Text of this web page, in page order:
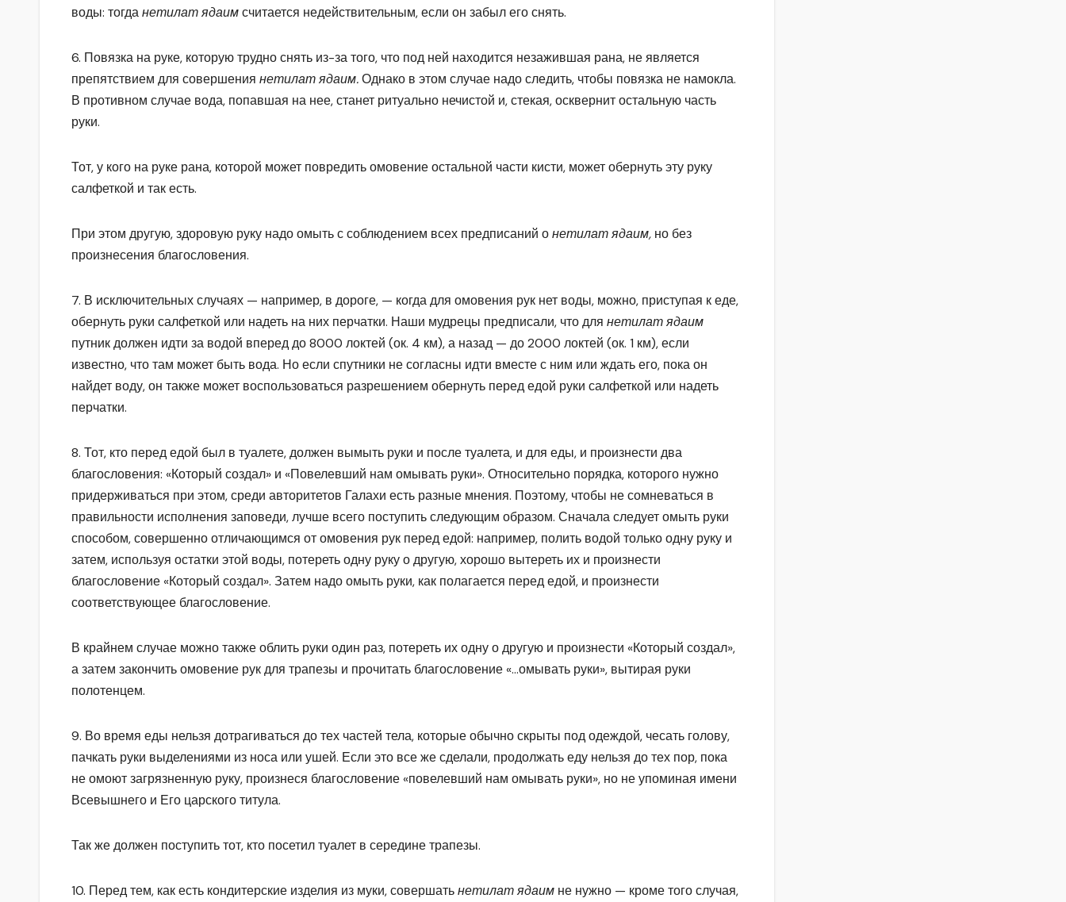
воды: тогданетилат ядаимсчитается недействительным, если он забыл его снять.
6. Повязка на руке, которую трудно снять из-за того, что под ней находится незажившая рана, не является
препятствием для совершения нетилат ядаим.Однако в этом случае надо следить, чтобы повязка не намокла.
В противном случае вода, попавшая на нее, станет ритуально нечистой и, стекая, осквернит остальную часть
руки.
Тот, у кого на руке рана, которой может повредить омовение остальной части кисти, может обернуть эту руку
салфеткой и так есть.
При этом другую, здоровую руку надо омыть с соблюдением всех предписаний онетилат ядаим, но без
произнесения благословения.
7. В исключительных случаях — например, в дороге, — когда для омовения рук нет воды, можно, приступая к еде,
обернуть руки салфеткой или надеть на них перчатки. Наши мудрецы предписали, что для нетилат ядаим
путник должен идти за водой вперед до 8000 локтей (ок. 4 км), а назад — до 2000 локтей (ок. 1 км), если
известно, что там может быть вода. Но если спутники не согласны идти вместе с ним или ждать его, пока он
найдет воду, он также может воспользоваться разрешением обернуть перед едой руки салфеткой или надеть
перчатки.
8. Тот, кто перед едой был в туалете, должен вымыть руки и после туалета, и для еды, и произнести два
благословения: «Который создал» и «Повелевший нам омывать руки». Относительно порядка, которого нужно
придерживаться при этом, среди авторитетов Галахи есть разные мнения. Поэтому, чтобы не сомневаться в
правильности исполнения заповеди, лучше всего поступить следующим образом. Сначала следует омыть руки
способом, совершенно отличающимся от омовения рук перед едой: например, полить водой только одну руку и
затем, используя остатки этой воды, потереть одну руку о другую, хорошо вытереть их и произнести
благословение «Который создал». Затем надо омыть руки, как полагается перед едой, и произнести
соответствующее благословение.
В крайнем случае можно также облить руки один раз, потереть их одну о другую и произнести «Который создал»,
а затем закончить омовение рук для трапезы и прочитать благословение «…омывать руки», вытирая руки
полотенцем.
9. Во время еды нельзя дотрагиваться до тех частей тела, которые обычно скрыты под одеждой, чесать голову,
пачкать руки выделениями из носа или ушей. Если это все же сделали, продолжать еду нельзя до тех пор, пока
не омоют загрязненную руку, произнеся благословение «повелевший нам омывать руки», но не упоминая имени
Всевышнего и Его царского титула.
Так же должен поступить тот, кто посетил туалет в середине трапезы.
10. Перед тем, как есть кондитерские изделия из муки, совершатьнетилат ядаим не нужно — кроме того случая,